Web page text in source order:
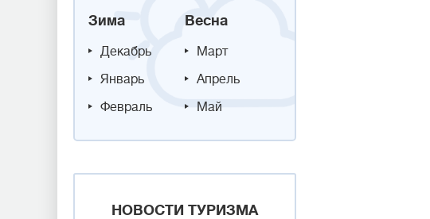
Зима
Декабрь
Январь
Февраль
Весна
Март
Апрель
Май
НОВОСТИ ТУРИЗМА